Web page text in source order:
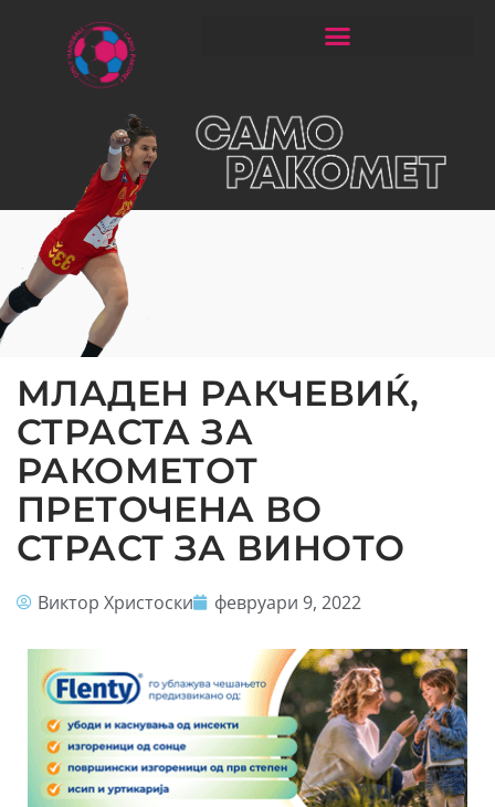
МЛАДЕН РАКЧЕВИЌ,
СТРАСТА ЗА
РАКОМЕТОТ
ПРЕТОЧЕНА ВО
СТРАСТ ЗА ВИНОТО
Виктор Христоски февруари 9, 2022